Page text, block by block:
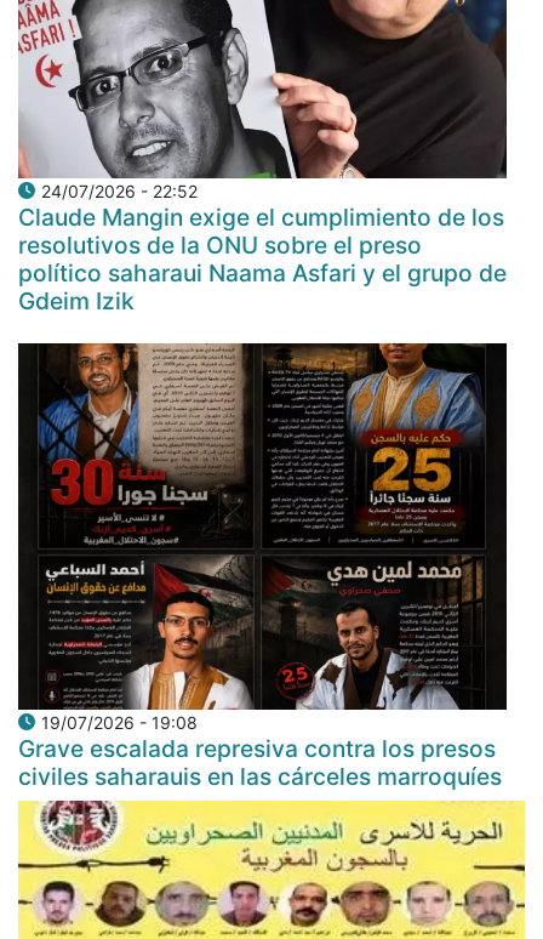
24/07/2026 - 22:52
Claude Mangin exige el cumplimiento de los
resolutivos de la ONU sobre el preso
político saharaui Naama Asfari y el grupo de
Gdeim Izik
19/07/2026 - 19:08
Grave escalada represiva contra los presos
civiles saharauis en las cárceles marroquíes